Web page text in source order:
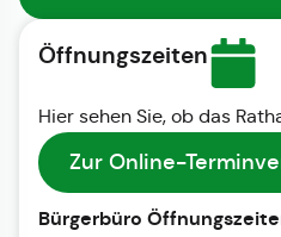
Öffnungszeiten
Hier sehen Sie, ob das
Zur Online-
Bürgerbüro